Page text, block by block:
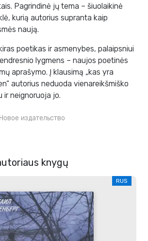
Pagrindinė jų tema – šiuolaikinė
kurią autorius supranta kaip
naują.
poetikas ir asmenybes, palaipsniui
lygmens – naujos poetinės
aprašymo. Į klausimą „kas yra
autorius neduoda vienareikšmiško
neignoruoja jo.
Новое издательство
knygų
RUS